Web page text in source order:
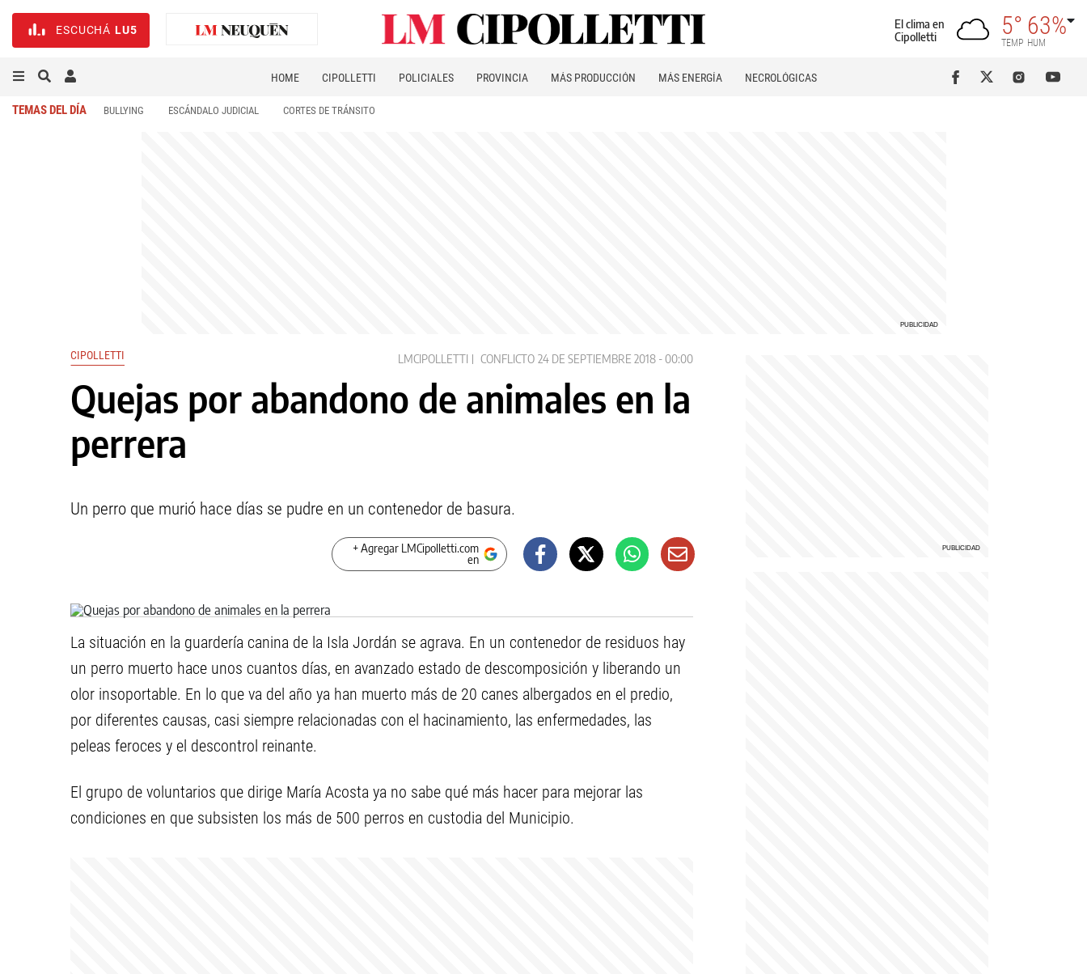
ESCUCHÁ LU5
El clima en
Cipolletti
5°
TEMP
63%
HUM
HOME CIPOLLETTI POLICIALES PROVINCIA MÁS PRODUCCIÓN MÁS ENERGÍA NECROLÓGICAS
TEMAS DEL DÍA BULLYING ESCÁNDALO JUDICIAL CORTES DE TRÁNSITO
CIPOLLETTI LMCIPOLLETTI CONFLICTO 24 DE SEPTIEMBRE 2018 - 00:00
Quejas por abandono de animales en la
perrera
Un perro que murió hace días se pudre en un contenedor de basura.
+ Agregar LMCipolletti.com
en
La situación en la guardería canina de la Isla Jordán se agrava. En un contenedor de residuos hay
un perro muerto hace unos cuantos días, en avanzado estado de descomposición y liberando un
olor insoportable. En lo que va del año ya han muerto más de 20 canes albergados en el predio,
por diferentes causas, casi siempre relacionadas con el hacinamiento, las enfermedades, las
peleas feroces y el descontrol reinante.
El grupo de voluntarios que dirige María Acosta ya no sabe qué más hacer para mejorar las
condiciones en que subsisten los más de 500 perros en custodia del Municipio.